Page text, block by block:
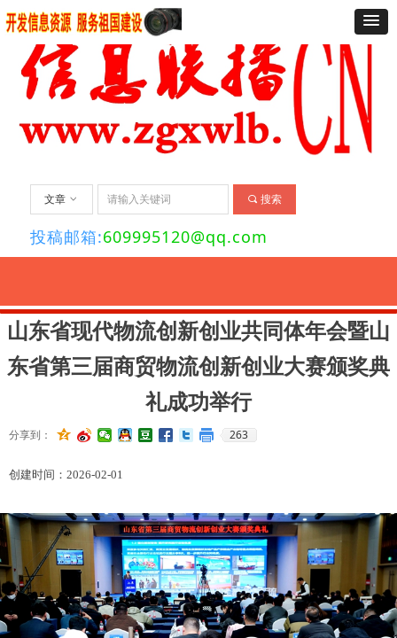
끠 搜索
文章 ꀁ
投稿邮箱:609995120@qq.com
山东省现代物流创新创业共同体年会暨山
东省第三届商贸物流创新创业大赛颁奖典
礼成功举行
创建时间： 2026-02-01
分享到： 263